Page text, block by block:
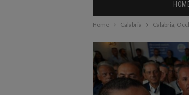
Home Calabria Calabria,